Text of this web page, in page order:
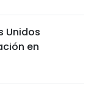
Unidos
en